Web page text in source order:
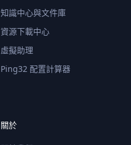
知識中心與文件庫
資源下載中心
虛擬助理
Ping32 配置計算器
關於